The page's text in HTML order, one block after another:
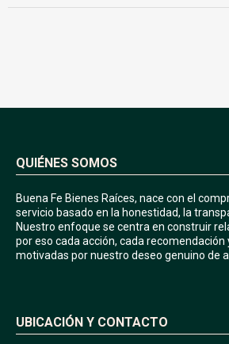
QUIÉNES SOMOS
Buena Fe Bienes Raíces, nace con el
servicio basado en la honestidad, la
Nuestro enfoque se centra en construir
por eso cada acción, cada recomendación
motivadas por nuestro deseo genuino de
UBICACIÓN Y CONTACTO